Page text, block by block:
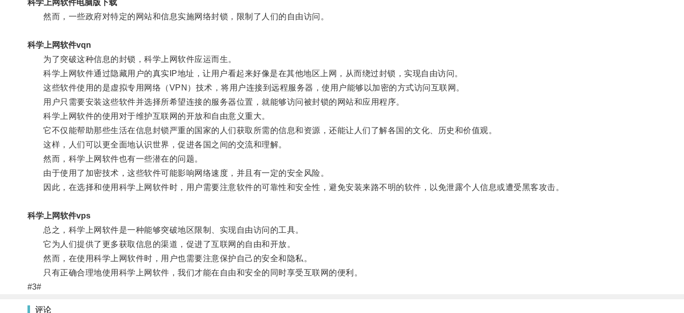
科学上网软件电脑版下载
然而，一些政府对特定的网站和信息实施网络封锁，限制了人们的自由访问。
科学上网软件vqn
为了突破这种信息的封锁，科学上网软件应运而生。
科学上网软件通过隐藏用户的真实IP地址，让用户看起来好像是在其他地区上网，从而绕过封锁，实现自由访问。
这些软件使用的是虚拟专用网络（VPN）技术，将用户连接到远程服务器，使用户能够以加密的方式访问互联网。
用户只需要安装这些软件并选择所希望连接的服务器位置，就能够访问被封锁的网站和应用程序。
科学上网软件的使用对于维护互联网的开放和自由意义重大。
它不仅能帮助那些生活在信息封锁严重的国家的人们获取所需的信息和资源，还能让人们了解各国的文化、历史和价值观。
这样，人们可以更全面地认识世界，促进各国之间的交流和理解。
然而，科学上网软件也有一些潜在的问题。
由于使用了加密技术，这些软件可能影响网络速度，并且有一定的安全风险。
因此，在选择和使用科学上网软件时，用户需要注意软件的可靠性和安全性，避免安装来路不明的软件，以免泄露个人信息或遭受黑客攻击。
科学上网软件vps
总之，科学上网软件是一种能够突破地区限制、实现自由访问的工具。
它为人们提供了更多获取信息的渠道，促进了互联网的自由和开放。
然而，在使用科学上网软件时，用户也需要注意保护自己的安全和隐私。
只有正确合理地使用科学上网软件，我们才能在自由和安全的同时享受互联网的便利。
#3#
评论